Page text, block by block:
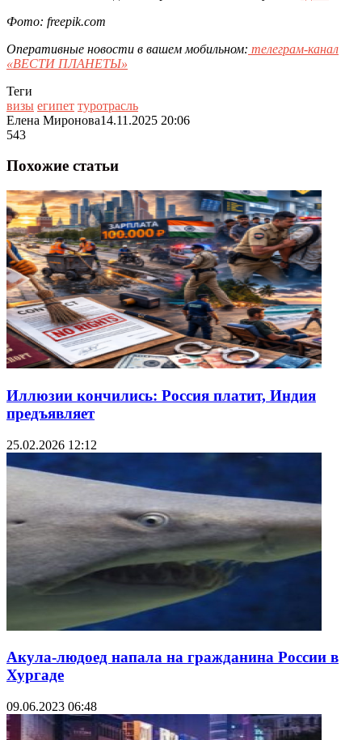
Фото: freepik.com
Оперативные новости в вашем мобильном: телеграм-канал
«ВЕСТИ ПЛАНЕТЫ»
Теги
визы египет туротрасль
Елена Миронова14.11.2025 20:06
543
Похожие статьи
Иллюзии кончились: Россия платит, Индия
предъявляет
25.02.2026 12:12
Акула-людоед напала на гражданина России в
Хургаде
09.06.2023 06:48